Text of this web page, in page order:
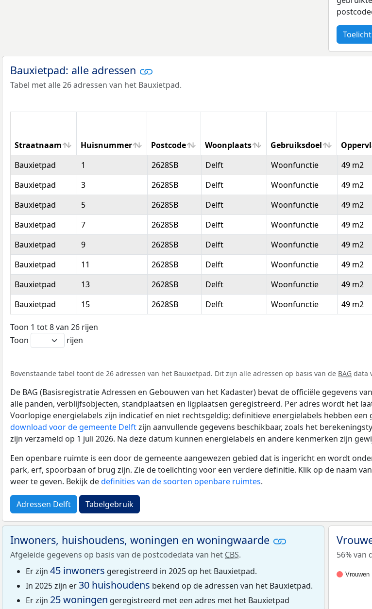
Bauxietpad: alle adressen
Tabel met alle 26 adressen van het Bauxietpad.
Straatnaam Huisnummer Postcode Woonplaats Gebruiksdoel
Straatnaam
Huisnummer Postcode Woonplaats Gebruiksdoel
Bauxietpad 1 2628SB Delft Woonfunctie 49 m2
Bauxietpad
3 2628SB Delft Woonfunctie 49 m2
Bauxietpad
5 2628SB Delft Woonfunctie 49 m2
Bauxietpad
7 2628SB Delft Woonfunctie 49 m2
Bauxietpad
9 2628SB Delft Woonfunctie 49 m2
Bauxietpad
11 2628SB Delft Woonfunctie 49 m2
Bauxietpad
13 2628SB Delft Woonfunctie 49 m2
Bauxietpad
15 2628SB Delft Woonfunctie 49 m2
Toon 1 tot 8 van 26 rijen
Toon
rijen
Bovenstaande tabel toont de 26 adressen van het Bauxietpad. Dit zijn alle adressen op basis van de BAG data
De BAG (Basisregistratie Adressen en Gebouwen van het Kadaster) bevat de officiële gegevens
alle panden, verblijfsobjecten, standplaatsen en ligplaatsen geregistreerd. Per adres wordt het
Voorlopige energielabels zijn indicatief en niet rechtsgeldig; definitieve energielabels hebben
download voor de gemeente Delftzijn aanvullende gegevens beschikbaar, zoals het
zijn verzameld op 1 juli 2026. Na deze datum kunnen energielabels en andere kenmerken zijn
Een openbare ruimte is een door de gemeente aangewezen gebied dat is ingericht en wordt
park, erf, spoorbaan of brug zijn. Zie de toelichting voor een verdere definitie. Klik op de naam
weer te geven. Bekijk dedefinities van de soorten openbare ruimtes.
Adressen Delft Tabelgebruik
Inwoners, huishoudens, woningen en woningwaarde
Afgeleide gegevens op basis van de postcodedata van het CBS.
Er zijn 45 inwoners geregistreerd in 2025 op het Bauxietpad.
In 2025 zijn er 30 huishoudens bekend op de adressen van het Bauxietpad.
Er zijn 25 woningen geregistreerd met een adres met het Bauxietpad
56% van
Vrouwen